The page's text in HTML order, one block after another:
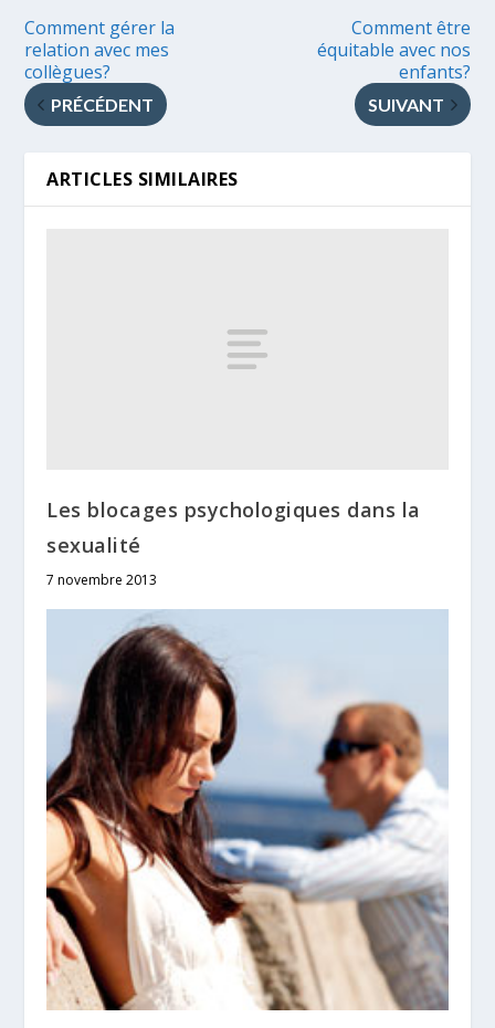
Comment gérer la
relation avec mes
collègues?
PRÉCÉDENT
Comment être
équitable avec nos
enfants?
SUIVANT
ARTICLES SIMILAIRES
Les blocages psychologiques dans la
sexualité
7 novembre 2013